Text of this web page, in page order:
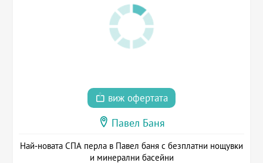
виж офертата
Павел Баня
Най-новата СПА перла в Павел баня с безплатни нощувки
и минерални басейни